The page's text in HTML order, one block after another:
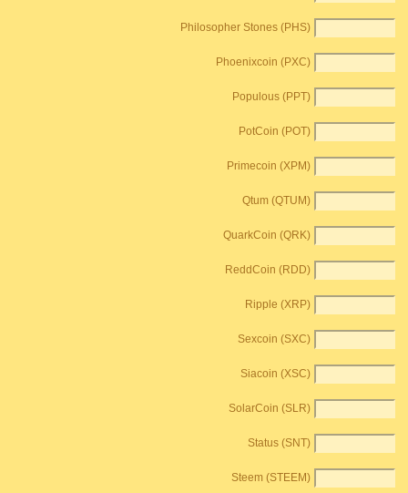
Philosopher Stones (PHS)
Phoenixcoin (PXC)
Populous (PPT)
PotCoin (POT)
Primecoin (XPM)
Qtum (QTUM)
QuarkCoin (QRK)
ReddCoin (RDD)
Ripple (XRP)
Sexcoin (SXC)
Siacoin (XSC)
SolarCoin (SLR)
Status (SNT)
Steem (STEEM)